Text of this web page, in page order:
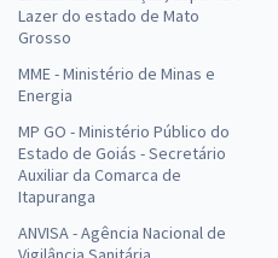
Lazer do estado de Mato
Grosso
MME - Ministério de Minas e
Energia
MP GO - Ministério Público do
Estado de Goiás - Secretário
Auxiliar da Comarca de
Itapuranga
ANVISA - Agência Nacional de